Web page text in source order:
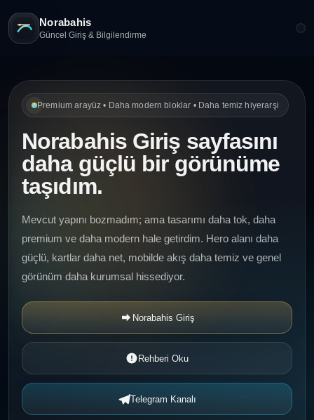
Norabahis
Güncel Giriş & Bilgilendirme
Premium arayüz • Daha modern bloklar • Daha temiz hiyerarşi
Norabahis Giriş sayfasını
daha güçlü bir görünüme
taşıdım.
Mevcut yapını bozmadım; ama tasarımı daha tok, daha
premium ve daha modern hale getirdim. Hero alanı daha
güçlü, kartlar daha net, mobilde akış daha temiz ve genel
görünüm daha kurumsal hissediyor.
Norabahis Giriş
Rehberi Oku
Telegram Kanalı